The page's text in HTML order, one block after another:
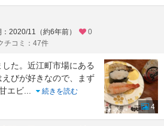
2020/11（約6年前）
0
チコミ：47件
た。近江町市場にある
びが好きなので、まず
エビ
続きを読む
4